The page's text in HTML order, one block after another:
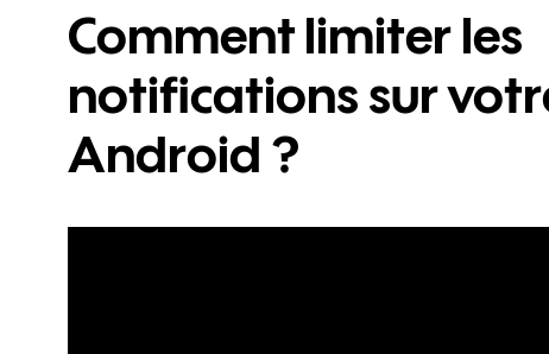
Comment limiter les
notifications sur
Android ?